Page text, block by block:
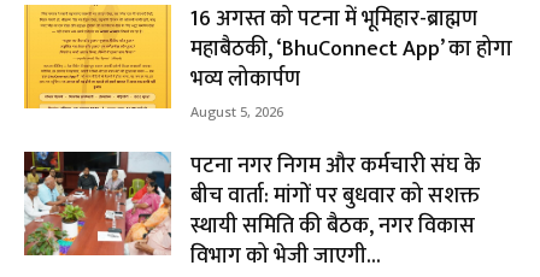
16 अगस्त को पटना में भूमिहार-ब्राह्मण
महाबैठकी, ‘BhuConnect App’ का होगा
भव्य लोकार्पण
August 5, 2026
पटना नगर निगम और कर्मचारी संघ के
बीच वार्ता: मांगों पर बुधवार को सशक्त
स्थायी समिति की बैठक, नगर विकास
विभाग को भेजी जाएगी...